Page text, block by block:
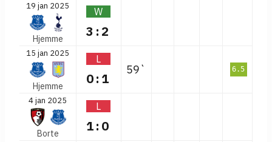
19 jan 2025
Hjemme
W
3:2
15 jan 2025
Hjemme
L
0:1
59` 6.5
4 jan 2025
Borte
L
1:0